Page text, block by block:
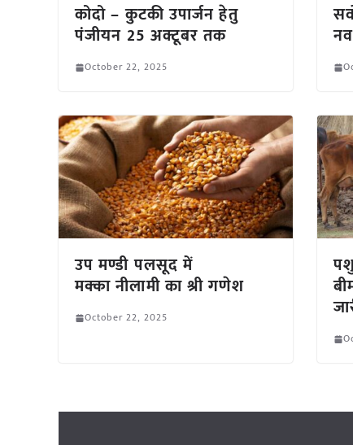
कोदो – कुटकी उपार्जन हेतु
पंजीयन 25 अक्टूबर तक
October 22, 2025
उप मण्डी पलसूद में
मक्का नीलामी का श्री गणेश
October 22, 2025